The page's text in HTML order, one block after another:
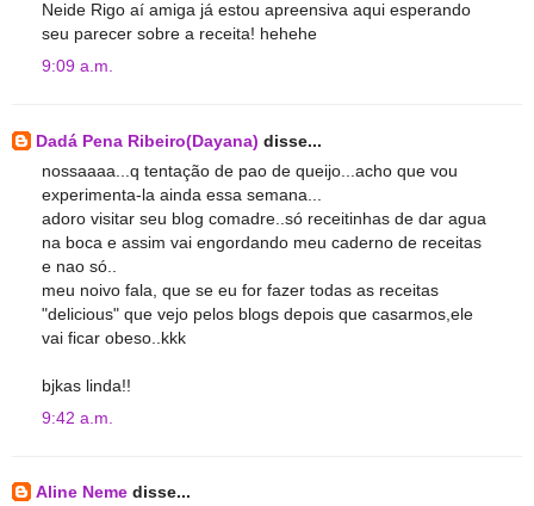
Neide Rigo aí amiga já estou apreensiva aqui esperando
seu parecer sobre a receita! hehehe
9:09 a.m.
Dadá Pena Ribeiro(Dayana) disse...
nossaaaa...q tentação de pao de queijo...acho que vou
experimenta-la ainda essa semana...
adoro visitar seu blog comadre..só receitinhas de dar agua
na boca e assim vai engordando meu caderno de receitas
e nao só..
meu noivo fala, que se eu for fazer todas as receitas
"delicious" que vejo pelos blogs depois que casarmos,ele
vai ficar obeso..kkk
bjkas linda!!
9:42 a.m.
Aline Neme disse...